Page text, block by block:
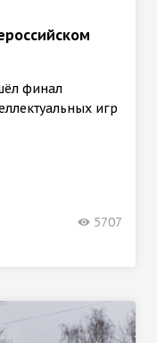
финал
игр
5707